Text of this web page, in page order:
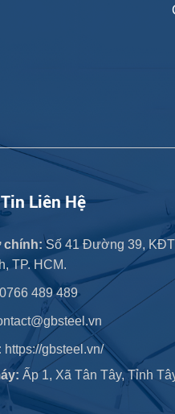
Liên Hệ
chính:Số 41 Đường 39, KĐT
TP. HCM.
0766 489 489
https://gbsteel.vn/
Ấp 1, Xã Tân Tây, Tỉnh